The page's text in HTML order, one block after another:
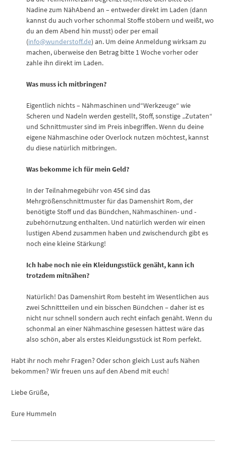
Nadine zum NähAbend an – entweder direkt im Laden (dann
kannst du auch vorher schonmal Stoffe stöbern und weißt, wo
du an dem Abend hin musst) oder per email
(info@wunderstoff.de) an. Um deine Anmeldung wirksam zu
machen, überweise den Betrag bitte 1 Woche vorher oder
zahle ihn direkt im Laden.
Was muss ich mitbringen?
Eigentlich nichts – Nähmaschinen und“Werkzeuge“ wie
Scheren und Nadeln werden gestellt, Stoff, sonstige „Zutaten“
und Schnittmuster sind im Preis inbegriffen. Wenn du deine
eigene Nähmaschine oder Overlock nutzen möchtest, kannst
du diese natürlich mitbringen.
Was bekomme ich für mein Geld?
In der Teilnahmegebühr von 45€ sind das
Mehrgrößenschnittmuster für das Damenshirt Rom, der
benötigte Stoff und das Bündchen, Nähmaschinen- und -
zubehörnutzung enthalten. Und natürlich werden wir einen
lustigen Abend zusammen haben und zwischendurch gibt es
noch eine kleine Stärkung!
Ich habe noch nie ein Kleidungsstück genäht, kann ich
trotzdem mitnähen?
Natürlich! Das Damenshirt Rom besteht im Wesentlichen aus
zwei Schnittteilen und ein bisschen Bündchen – daher ist es
nicht nur schnell sondern auch recht einfach genäht. Wenn du
schonmal an einer Nähmaschine gesessen hättest wäre das
also schön, aber als erstes Kleidungsstück ist Rom perfekt.
Habt ihr noch mehr Fragen? Oder schon gleich Lust aufs Nähen
bekommen? Wir freuen uns auf den Abend mit euch!
Liebe Grüße,
Eure Hummeln